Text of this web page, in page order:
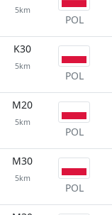
5km
POL
K30
5km
POL
M20
5km
POL
M30
5km
POL